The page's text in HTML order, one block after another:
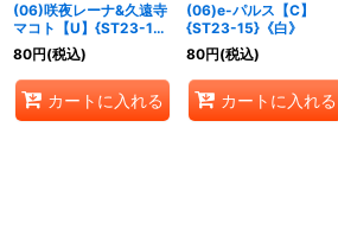
(06)咲夜レーナ&久遠寺
マコト【U】{ST23-14}
《多》
80円(税込)
カートに入れる
(06)e-パルス【C】
{ST23-15}《白》
80円(税込)
カートに入れる